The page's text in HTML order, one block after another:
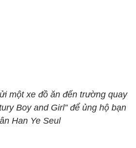
một xe đồ ăn đến trường quay
Boy and Girl” để ủng hộ bạn
Han Ye Seul